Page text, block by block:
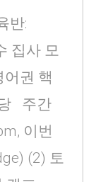
반:
집사 모
어권 핵
주간
이번
(2) 토